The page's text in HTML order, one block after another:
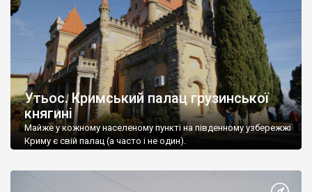
Утьос. Кримський палац грузинської
княгині
Майже у кожному населеному пункті на південному узбережжі
Криму є свій палац (а часто і не один).